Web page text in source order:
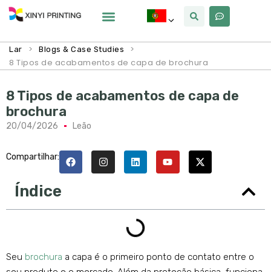
Lar > Blogs & Case Studies
>
8 Tipos de acabamentos de capa de brochura
8 Tipos de acabamentos de capa de
brochura
20/04/2026 Leão
Compartilhar:
Índice
Seu brochura a capa é o primeiro ponto de contato entre o